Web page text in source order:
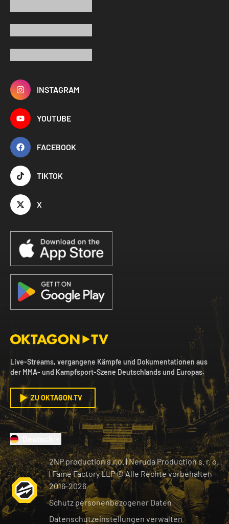
INSTAGRAM
YOUTUBE
FACEBOOK
TIKTOK
X
Live-Streams, vergangene Kämpfe und Dokumentationen aus
der MMA- und Kampfsport-Szene Deutschlands und Europas.
ZU OKTAGON.TV
2NP production s.r.o.|Neruda Production s. r. o.
| Fame Factory LLP © Alle Rechte vorbehalten
2016-2026
Schutz personenbezogener Daten
Datenschutzeinstellungen verwalten